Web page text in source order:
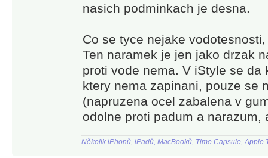
nasich podminkach je desna.
Co se tyce nejake
Ten naramek je jen jako drzak
proti vode nema. V iStyle se da
ktery nema zapinani, pouze se
(napruzena ocel zabalena v
odolne proti padum a narazum,
Několik iPhonů, iPadů, MacBooků, Time Capsule, Apple